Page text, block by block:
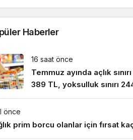
Gündüz modunu seçin.
Haberler
16 saat önce
Temmuz ayında açlık
389 TL, yoksulluk sınırı
818 TL oldu
önce
prim borcu olanlar için fırsat